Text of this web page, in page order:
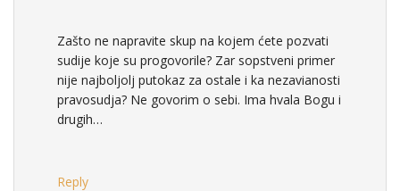
Zašto ne napravite skup na kojem ćete pozvati
sudije koje su progovorile? Zar sopstveni primer
nije najboljolj putokaz za ostale i ka nezavianosti
pravosudja? Ne govorim o sebi. Ima hvala Bogu i
drugih…
Reply